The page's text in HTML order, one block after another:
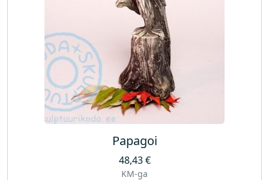
Papagoi
48,43€
KM-ga